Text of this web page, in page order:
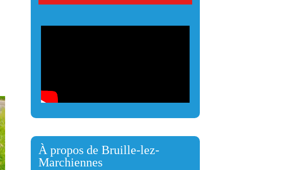
À propos de Bruille-lez-
Marchiennes